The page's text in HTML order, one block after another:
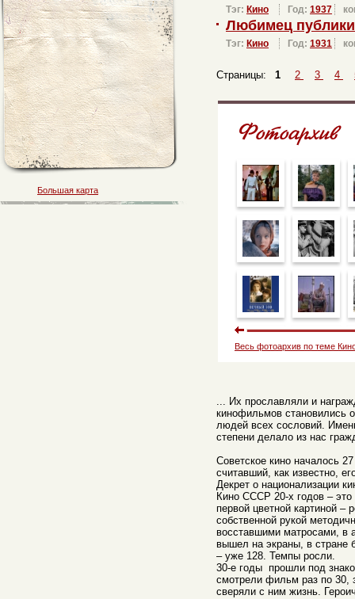
Тэг: Кино Год: 1937
Любимец
Тэг: Кино Год: 1931
Страницы: 1 2 3 4
Весь фотоархив по теме
... Их прославляли и
кинофильмов становились
людей всех сословий.
степени делало из нас
Советское кино началось
считавший, как известно,
Декрет о национализации
Кино СССР 20-х годов –
первой цветной картиной
собственной рукой
восставшими матросами, в
вышел на экраны, в стране
– уже 128. Темпы росли.
30-е годы прошли под
смотрели фильм раз по 30,
сверяли с ним жизнь.
Большая карта